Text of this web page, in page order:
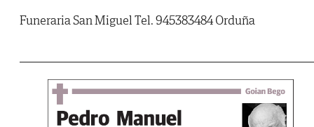
Funeraria San Miguel Tel. 945383484 Orduña